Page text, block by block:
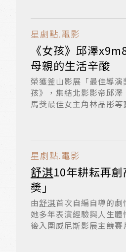
星劇點.電影
《女孩》邱澤
母親的生活辛酸
榮獲釜山影展「最佳導演
孩》，集結北影影帝邱
馬獎最佳女主角林品彤
星劇點.電影
舒淇10年耕耘再
獎」
由舒淇首次自編自導的
她多年表演經驗與人生
後入圍威尼斯影展主競